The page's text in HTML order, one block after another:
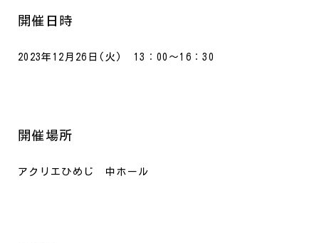
開催日時
2023年12月26日(火) 13：00～16：30
開催場所
アクリエひめじ 中ホール